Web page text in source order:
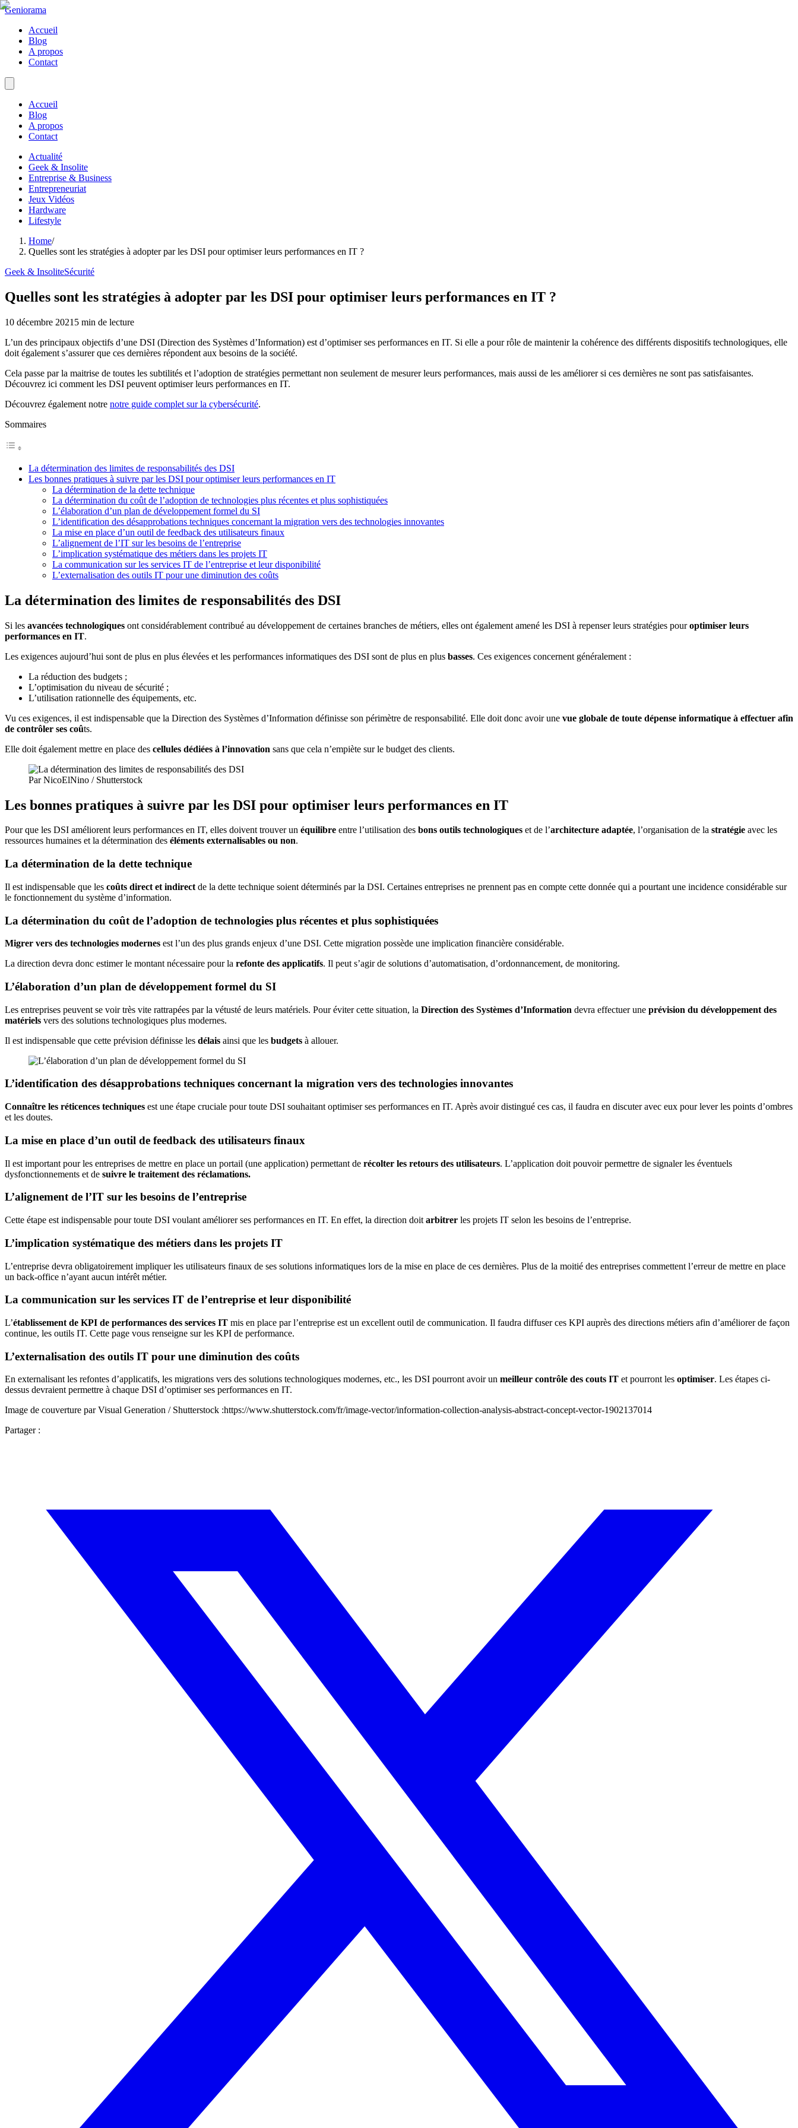
Geniorama
Accueil
Blog
A propos
Contact
Accueil
Blog
A propos
Contact
Actualité
Geek & Insolite
Entreprise & Business
Entrepreneuriat
Jeux Vidéos
Hardware
Lifestyle
Home/
Quelles sont les stratégies à adopter par les DSI pour optimiser leurs performances en IT ?
Geek & InsoliteSécurité
Quelles sont les stratégies à adopter par les DSI pour optimiser leurs performances en IT ?
10 décembre 2021 5 min de lecture
L’un des principaux objectifs d’une DSI (Direction des Systèmes d’Information) est d’optimiser ses performances en IT. Si elle a pour rôle de maintenir la cohérence des différents dispositifs technologiques, elle
doit également s’assurer que ces dernières répondent aux besoins de la société.
Cela passe par la maitrise de toutes les subtilités et l’adoption de stratégies permettant non seulement de mesurer leurs performances, mais aussi de les améliorer si ces dernières ne sont pas satisfaisantes.
Découvrez ici comment les DSI peuvent optimiser leurs performances en IT.
Découvrez également notre notre guide complet sur la cybersécurité.
Sommaires
La détermination des limites de responsabilités des DSI
Les bonnes pratiques à suivre par les DSI pour optimiser leurs performances en IT
La détermination de la dette technique
La détermination du coût de l’adoption de technologies plus récentes et plus sophistiquées
L’élaboration d’un plan de développement formel du SI
L’identification des désapprobations techniques concernant la migration vers des technologies innovantes
La mise en place d’un outil de feedback des utilisateurs finaux
L’alignement de l’IT sur les besoins de l’entreprise
L’implication systématique des métiers dans les projets IT
La communication sur les services IT de l’entreprise et leur disponibilité
L’externalisation des outils IT pour une diminution des coûts
La détermination des limites de responsabilités des DSI
Si les avancées technologiques ont considérablement contribué au développement de certaines branches de métiers, elles ont également amené les DSI à repenser leurs stratégies pouroptimiser leurs
performances en IT.
Les exigences aujourd’hui sont de plus en plus élevées et les performances informatiques des DSI sont de plus en plus basses. Ces exigences concernent généralement :
La réduction des budgets ;
L’optimisation du niveau de sécurité ;
L’utilisation rationnelle des équipements, etc.
Vu ces exigences, il est indispensable que la Direction des Systèmes d’Information définisse son périmètre de responsabilité. Elle doit donc avoir une vue globale de toute dépense informatique à effectuer afin
de contrôler ses coûts.
Elle doit également mettre en place des cellules dédiées à l’innovation sans que cela n’empiète sur le budget des clients.
Par NicoElNino / Shutterstock
Les bonnes pratiques à suivre par les DSI pour optimiser leurs performances en IT
Pour que les DSI améliorent leurs performances en IT, elles doivent trouver un équilibre entre l’utilisation des bons outils technologiques et de l’architecture adaptée, l’organisation de la stratégie avec les
ressources humaines et la détermination des éléments externalisables ou non.
La détermination de la dette technique
Il est indispensable que les coûts direct et indirect de la dette technique soient déterminés par la DSI. Certaines entreprises ne prennent pas en compte cette donnée qui a pourtant une incidence considérable sur
le fonctionnement du système d’information.
La détermination du coût de l’adoption de technologies plus récentes et plus sophistiquées
Migrer vers des technologies modernes est l’un des plus grands enjeux d’une DSI. Cette migration possède une implication financière considérable.
La direction devra donc estimer le montant nécessaire pour la refonte des applicatifs. Il peut s’agir de solutions d’automatisation, d’ordonnancement, de monitoring.
L’élaboration d’un plan de développement formel du SI
Les entreprises peuvent se voir très vite rattrapées par la vétusté de leurs matériels. Pour éviter cette situation, la Direction des Systèmes d’Information devra effectuer une prévision du développement des
matériels vers des solutions technologiques plus modernes.
Il est indispensable que cette prévision définisse les délais ainsi que les budgets à allouer.
L’identification des désapprobations techniques concernant la migration vers des technologies innovantes
Connaître les réticences techniques est une étape cruciale pour toute DSI souhaitant optimiser ses performances en IT. Après avoir distingué ces cas, il faudra en discuter avec eux pour lever les points d’ombres
et les doutes.
La mise en place d’un outil de feedback des utilisateurs finaux
Il est important pour les entreprises de mettre en place un portail (une application) permettant de récolter les retours des utilisateurs. L’application doit pouvoir permettre de signaler les éventuels
dysfonctionnements et de suivre le traitement des réclamations.
L’alignement de l’IT sur les besoins de l’entreprise
Cette étape est indispensable pour toute DSI voulant améliorer ses performances en IT. En effet, la direction doit arbitrer les projets IT selon les besoins de l’entreprise.
L’implication systématique des métiers dans les projets IT
L’entreprise devra obligatoirement impliquer les utilisateurs finaux de ses solutions informatiques lors de la mise en place de ces dernières. Plus de la moitié des entreprises commettent l’erreur de mettre en place
un back-office n’ayant aucun intérêt métier.
La communication sur les services IT de l’entreprise et leur disponibilité
L’établissement de KPI de performances des services IT mis en place par l’entreprise est un excellent outil de communication. Il faudra diffuser ces KPI auprès des directions métiers afin d’améliorer de façon
continue, les outils IT. Cette page vous renseigne sur les KPI de performance.
L’externalisation des outils IT pour une diminution des coûts
En externalisant les refontes d’applicatifs, les migrations vers des solutions technologiques modernes, etc., les DSI pourront avoir un meilleur contrôle des couts IT et pourront les optimiser. Les étapes ci-
dessus devraient permettre à chaque DSI d’optimiser ses performances en IT.
Image de couverture par Visual Generation / Shutterstock :https://www.shutterstock.com/fr/image-vector/information-collection-analysis-abstract-concept-vector-1902137014
Partager :